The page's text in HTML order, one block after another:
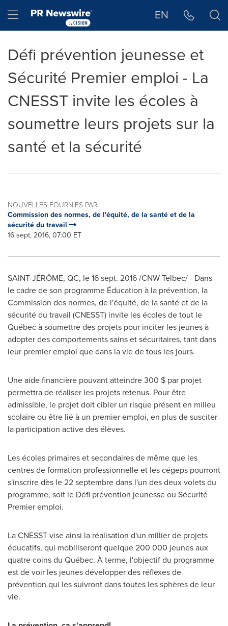
Hamburger menu EN
Défi prévention jeunesse et
Sécurité Premier emploi - La
CNESST invite les écoles à
soumettre leurs projets sur la
santé et la sécurité
NOUVELLES FOURNIES PAR
Commission des normes, de l'équité, de la santé et de la
sécurité du travail
16 sept, 2016, 07:00 ET
SAINT-JÉRÔME, QC, le16 sept. 2016/CNW Telbec/ - Dans
le cadre de son programme Éducation à la prévention, la
Commission des normes, de l'équité, de la santé et de la
sécurité du travail (CNESST) invite les écoles de tout le
Québec à soumettre des projets pour inciter les jeunes à
adopter des comportements sains et sécuritaires, tant dans
leur premier emploi que dans la vie de tous les jours.
Une aide financière pouvant atteindre 300 $ par projet
permettra de réaliser les projets retenus. Pour être
admissible, le projet doit cibler un risque présent en milieu
scolaire ou être lié à un premier emploi, en plus de susciter
la participation active des élèves.
Les écoles primaires et secondaires de même que les
centres de formation professionnelle et les cégeps pourront
s'inscrire dès le 22 septembre dans l'un des deux volets du
programme, soit le Défi prévention jeunesse ou Sécurité
Premier emploi.
La CNESST vise ainsi la réalisation d'un millier de projets
éducatifs, qui mobiliseront quelque 200 000 jeunes aux
quatre coins du Québec. À terme, l'objectif du programme
est de voir les jeunes développer des réflexes de
prévention qui les suivront dans toutes les sphères de leur
vie.